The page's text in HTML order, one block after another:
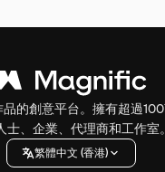
的創意平台。擁有超過
士、企業、代理商和工作室。
繁體中文 (香港)